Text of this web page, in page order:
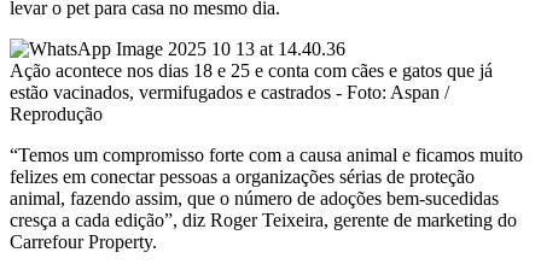
levar o pet para casa no mesmo dia.
Ação acontece nos dias 18 e 25 e conta com cães e gatos que já
estão vacinados, vermifugados e castrados - Foto: Aspan /
Reprodução
“Temos um compromisso forte com a causa animal e ficamos muito
felizes em conectar pessoas a organizações sérias de proteção
animal, fazendo assim, que o número de adoções bem-sucedidas
cresça a cada edição”, diz Roger Teixeira, gerente de marketing do
Carrefour Property.